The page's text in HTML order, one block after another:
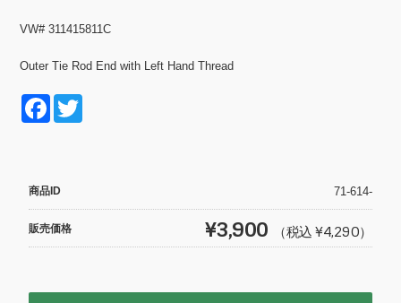
VW# 311415811C
Outer Tie Rod End with Left Hand Thread
F
e
b
o
商品ID 71-614-
販売価格 ¥3,900 （税込 ¥4,290）